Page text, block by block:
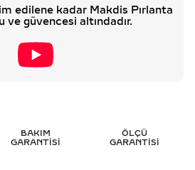
edilene kadar Makdis Pırlanta
ve güvencesi altındadır.
BAKIM
GARANTİSİ
ÖLÇÜ
GARANTİSİ